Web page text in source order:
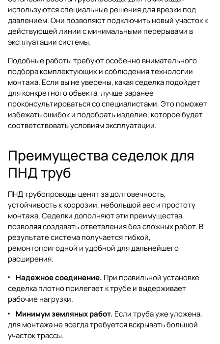
используются специальные решения для врезки под
давлением. Они позволяют подключить новый участок к
действующей линии с минимальными перерывами в
эксплуатации системы.
Подобные работы требуют особенно внимательного
подбора комплектующих и соблюдения технологии
монтажа. Если вы не уверены, какая седелка подойдет
для конкретного объекта, лучше заранее
проконсультироваться со специалистами. Это поможет
избежать ошибок и подобрать изделие, которое будет
соответствовать условиям эксплуатации.
Преимущества седелок для
ПНД труб
ПНД трубопроводы ценят за долговечность,
устойчивость к коррозии, небольшой вес и простоту
монтажа. Седелки дополняют эти преимущества,
позволяя создавать ответвления без сложных работ. В
результате система получается гибкой,
ремонтопригодной и удобной для дальнейшего
расширения.
Надежное соединение. При правильной установке
седелка плотно прилегает к трубе и выдерживает
рабочие нагрузки.
Минимум земляных работ. Если труба уже уложена,
для монтажа не всегда требуется вскрывать большой
участок трассы.